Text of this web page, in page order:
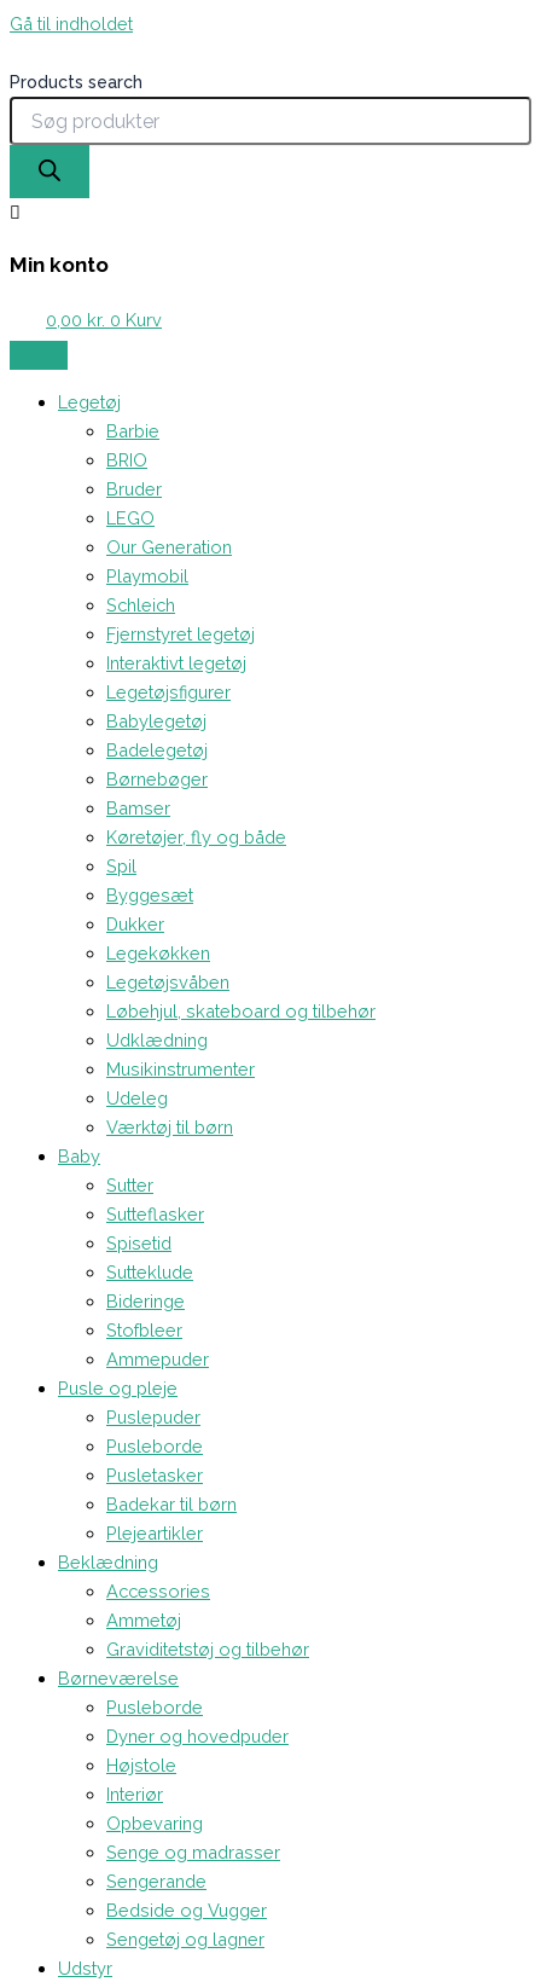
Gå til indholdet
Products search
Min konto
0,00 kr. 0 Kurv
Legetøj
Barbie
BRIO
Bruder
LEGO
Our Generation
Playmobil
Schleich
Fjernstyret legetøj
Interaktivt legetøj
Legetøjsfigurer
Babylegetøj
Badelegetøj
Børnebøger
Bamser
Køretøjer, fly og både
Spil
Byggesæt
Dukker
Legekøkken
Legetøjsvåben
Løbehjul, skateboard og tilbehør
Udklædning
Musikinstrumenter
Udeleg
Værktøj til børn
Baby
Sutter
Sutteflasker
Spisetid
Sutteklude
Bideringe
Stofbleer
Ammepuder
Pusle og pleje
Puslepuder
Pusleborde
Pusletasker
Badekar til børn
Plejeartikler
Beklædning
Accessories
Ammetøj
Graviditetstøj og tilbehør
Børneværelse
Pusleborde
Dyner og hovedpuder
Højstole
Interiør
Opbevaring
Senge og madrasser
Sengerande
Bedside og Vugger
Sengetøj og lagner
Udstyr